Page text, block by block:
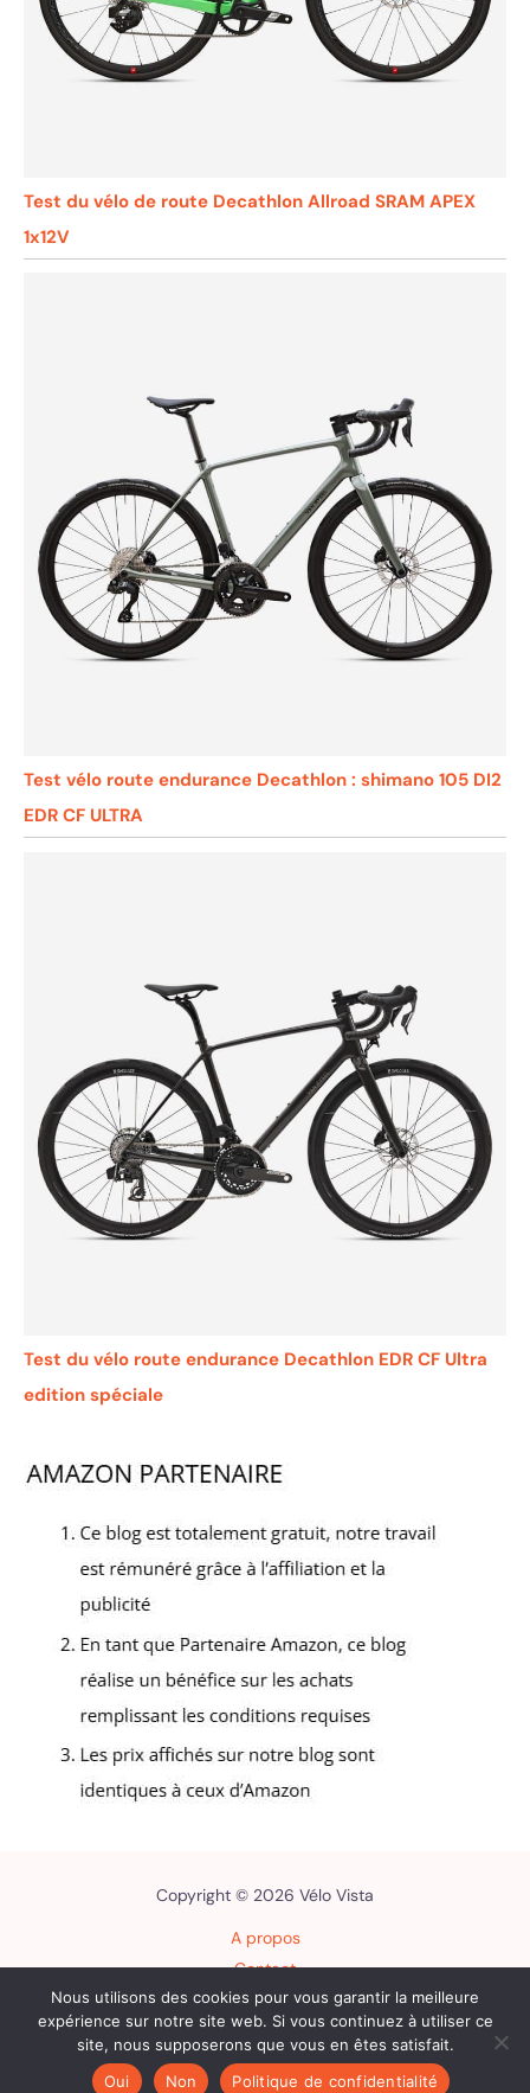
Test du vélo de route Decathlon Allroad SRAM APEX
1x12V
Test vélo route endurance Decathlon : shimano 105 DI2
EDR CF ULTRA
Test du vélo route endurance Decathlon EDR CF Ultra
edition spéciale
Copyright © 2026 Vélo Vista
A propos
Contact
Plan du site
Mentions légales
Politique de confidentialité
Nous utilisons des cookies pour vous garantir la meilleure
expérience sur notre site web. Si vous continuez à utiliser ce
site, nous supposerons que vous en êtes satisfait.
Oui
Non Politique de confidentialité